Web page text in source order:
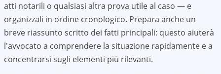
atti notarili o qualsiasi altra prova utile al caso — e
organizzali in ordine cronologico. Prepara anche un
breve riassunto scritto dei fatti principali: questo aiuterà
l'avvocato a comprendere la situazione rapidamente e a
concentrarsi sugli elementi più rilevanti.